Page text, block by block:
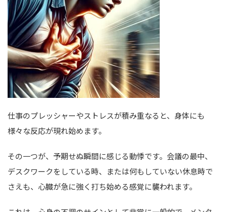
仕事のプレッシャーやストレスが積み重なると、身体にも
様々な反応が現れ始めます。
その一つが、予期せぬ瞬間に感じる動悸です。会議の最中、
デスクワークをしている時、または何もしていない休息時で
さえも、心臓が急に強く打ち始める感覚に襲われます。